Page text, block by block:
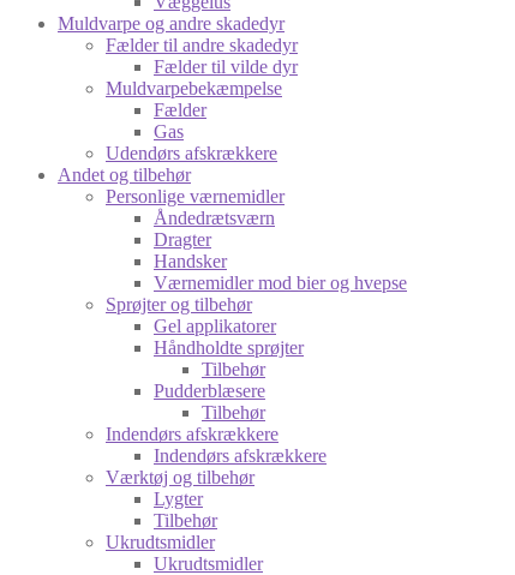
Muldvarpe og andre skadedyr
Fælder til andre skadedyr
Fælder til vilde dyr
Muldvarpebekæmpelse
Fælder
Gas
Udendørs afskrækkere
Andet og tilbehør
Personlige værnemidler
Åndedrætsværn
Dragter
Handsker
Værnemidler mod bier og hvepse
Sprøjter og tilbehør
Gel applikatorer
Håndholdte sprøjter
Tilbehør
Pudderblæsere
Tilbehør
Indendørs afskrækkere
Indendørs afskrækkere
Værktøj og tilbehør
Lygter
Tilbehør
Ukrudtsmidler
Ukrudtsmidler